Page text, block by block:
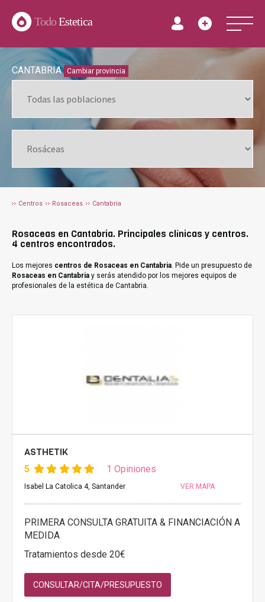
TodoEstetica
CANTABRIA Cambiar provincia
Centros Rosaceas Cantabria
Rosaceas en Cantabria. Principales clínicas y centros.
4 centros encontrados.
Los mejores centros de Rosaceas en Cantabria. Pide un presupuesto de
Rosaceas en Cantabria y serás atendido por los mejores equipos de
profesionales de la estética de Cantabria.
ASTHETIK
5 1 Opiniones
Isabel La Catolica 4, Santander VER MAPA
PRIMERA CONSULTA GRATUITA & FINANCIACIÓN A
MEDIDA
Tratamientos desde 20€
CONSULTAR/CITA/PRESUPUESTO